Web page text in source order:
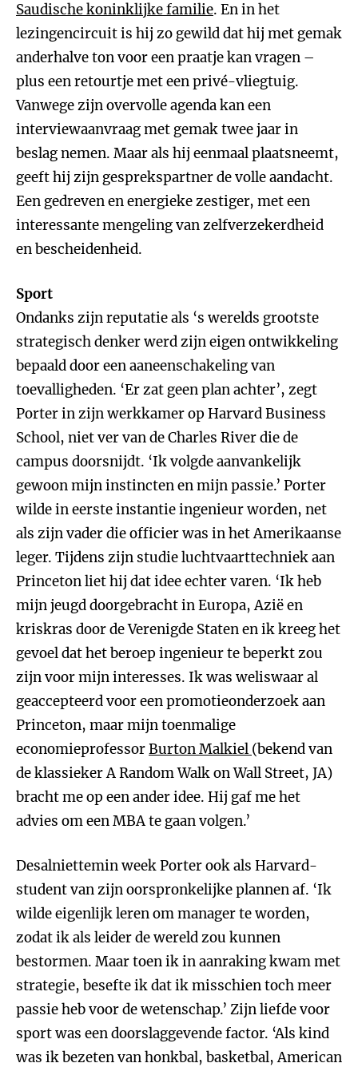
Saudische koninklijke familie. En in het
lezingencircuit is hij zo gewild dat hij met gemak
anderhalve ton voor een praatje kan vragen –
plus een retourtje met een privé-vliegtuig.
Vanwege zijn overvolle agenda kan een
interviewaanvraag met gemak twee jaar in
beslag nemen. Maar als hij eenmaal plaatsneemt,
geeft hij zijn gesprekspartner de volle aandacht.
Een gedreven en energieke zestiger, met een
interessante mengeling van zelfverzekerdheid
en bescheidenheid.
Sport
Ondanks zijn reputatie als ‘s werelds grootste
strategisch denker werd zijn eigen ontwikkeling
bepaald door een aaneenschakeling van
toevalligheden. ‘Er zat geen plan achter’, zegt
Porter in zijn werkkamer op Harvard Business
School, niet ver van de Charles River die de
campus doorsnijdt. ‘Ik volgde aanvankelijk
gewoon mijn instincten en mijn passie.’ Porter
wilde in eerste instantie ingenieur worden, net
als zijn vader die officier was in het Amerikaanse
leger. Tijdens zijn studie luchtvaarttechniek aan
Princeton liet hij dat idee echter varen. ‘Ik heb
mijn jeugd doorgebracht in Europa, Azië en
kriskras door de Verenigde Staten en ik kreeg het
gevoel dat het beroep ingenieur te beperkt zou
zijn voor mijn interesses. Ik was weliswaar al
geaccepteerd voor een promotieonderzoek aan
Princeton, maar mijn toenmalige
economieprofessorBurton Malkiel (bekend van
de klassieker A Random Walk on Wall Street, JA)
bracht me op een ander idee. Hij gaf me het
advies om een MBA te gaan volgen.’
Desalniettemin week Porter ook als Harvard-
student van zijn oorspronkelijke plannen af. ‘Ik
wilde eigenlijk leren om manager te worden,
zodat ik als leider de wereld zou kunnen
bestormen. Maar toen ik in aanraking kwam met
strategie, besefte ik dat ik misschien toch meer
passie heb voor de wetenschap.’ Zijn liefde voor
sport was een doorslaggevende factor. ‘Als kind
was ik bezeten van honkbal, basketbal, American